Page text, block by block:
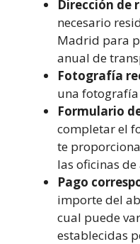
Dirección de
necesario
Madrid para
anual de
Fotografía
una
Formulario
completar el
te
las oficinas
Pago
importe del
cual puede
establecidas